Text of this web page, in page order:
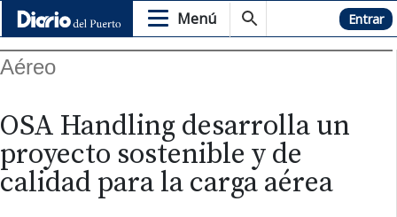
Menú Hemeroteca Entrar
Aéreo
OSA Handling desarrolla un
proyecto sostenible y de
calidad para la carga aérea